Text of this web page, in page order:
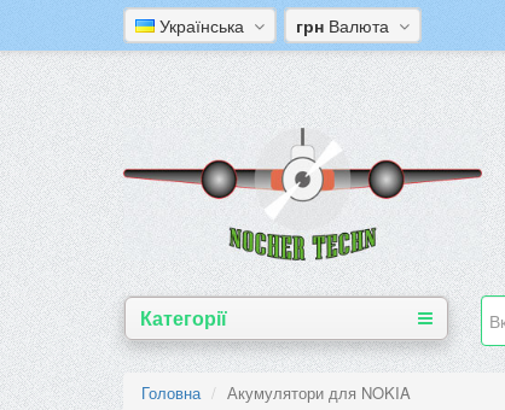
Українська грн Валюта
Категорії
Головна Акумулятори для NOKIA